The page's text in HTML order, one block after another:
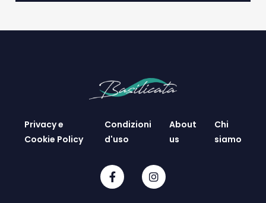
Privacy e
Cookie Policy
Condizioni
d'uso
About
us
Chi
siamo